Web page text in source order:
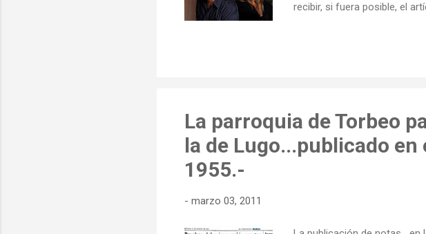
recibir, si fuera posible, el
La parroquia de Torbeo
la de Lugo...publicado en
1955.-
- marzo 03, 2011